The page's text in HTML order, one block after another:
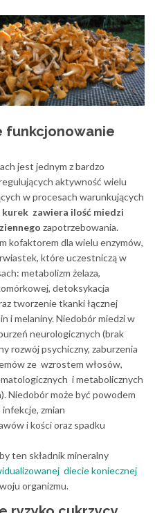
funkcjonowanie
jest jednym z bardzo
aktywność wielu
w procesach warunkujących
kurek zawiera ilość miedzi
zapotrzebowania.
kofaktorem dla wielu enzymów,
które uczestniczą w
metabolizm żelaza,
detoksykacja
tworzenie tkanki łącznej
i melaniny. Niedobór miedzi w
neurologicznych (brak
rozwój psychiczny, zaburzenia
ze wzrostem włosów,
i metabolicznych
Niedobór może być powodem
zmian
i kości oraz spadku
ten składnik mineralny
diecie koniecznej
organizmu.